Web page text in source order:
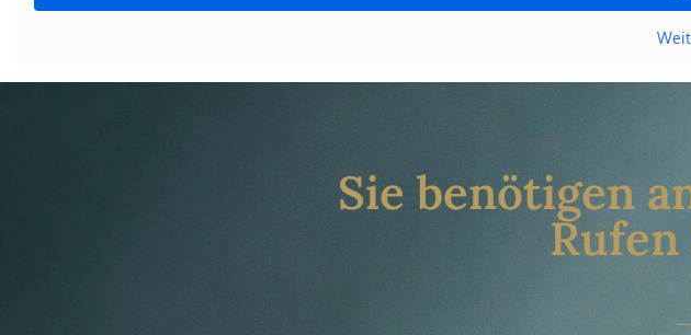
Sie benötigen
Rufen